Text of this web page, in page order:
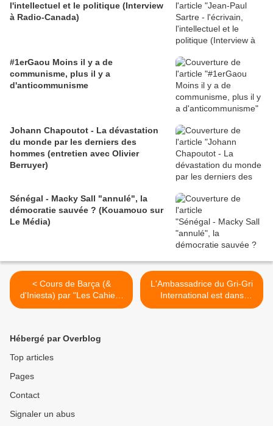
l'intellectuel et le politique (Interview
à Radio-Canada)
#1erGaou Moins il y a de
communisme, plus il y a
d'anticommunisme
Johann Chapoutot - La dévastation
du monde par les derniers des
hommes (entretien avec Olivier
Berruyer)
Sénégal - Macky Sall "annulé", la
démocratie sauvée ? (Kouamouo sur
Le Média)
< Cours de Barça (&
d'Iniesta) par "Les Cahiers
du football"
L'Ambassadrice du Gri-Gri
International est dans
Amina >
Hébergé par Overblog
Top articles
Pages
Contact
Signaler un abus